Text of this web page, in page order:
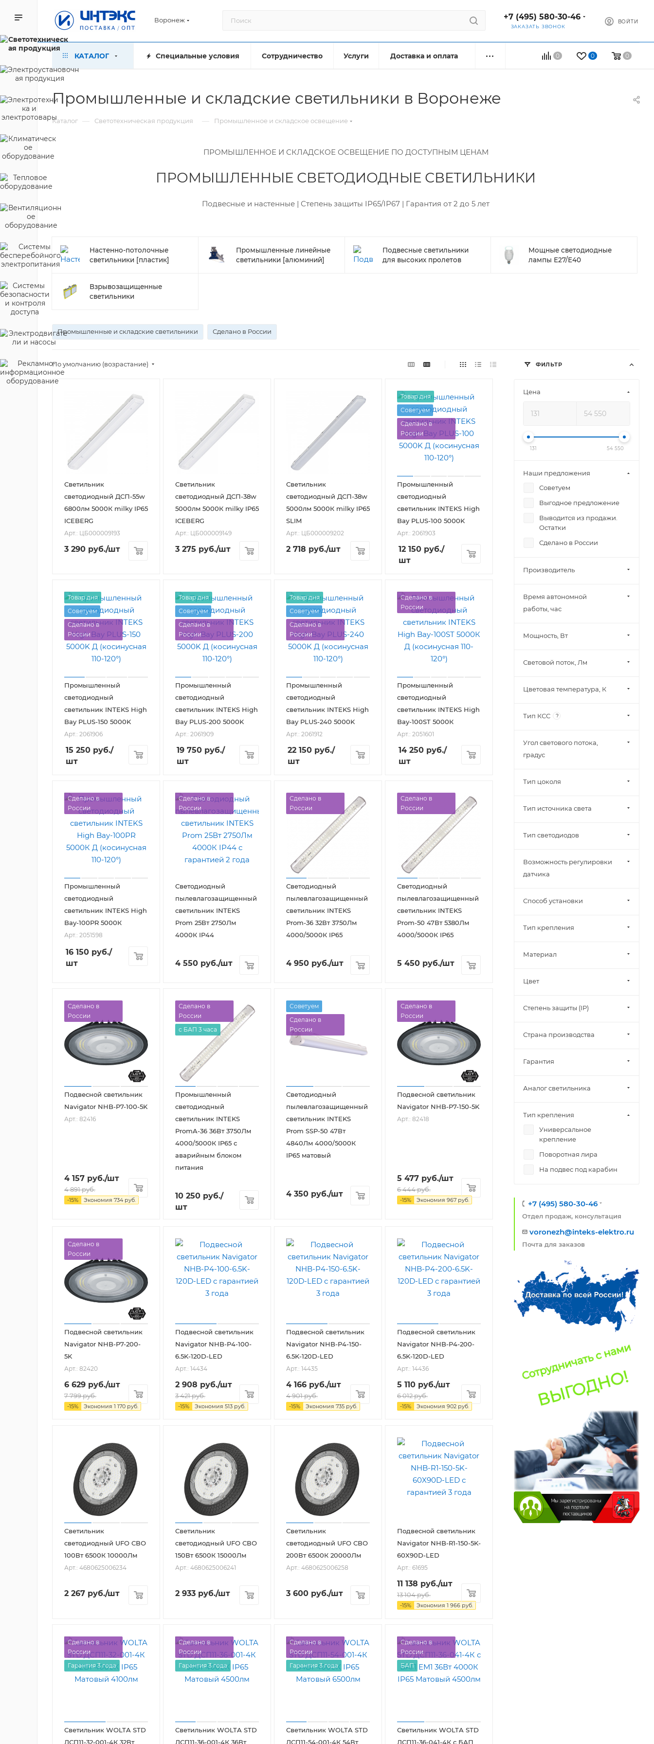
Воронеж +7 (495) 580-30-46
ЗАКАЗАТЬ ЗВОНОК
ВОЙТИ
0 0 0
КАТАЛОГ Специальные условия Сотрудничество Услуги Доставка и оплата
Промышленные и складские светильники в Воронеже
Каталог — Светотехническая продукция — Промышленное и складское освещение
ПРОМЫШЛЕННОЕ И СКЛАДСКОЕ ОСВЕЩЕНИЕ ПО ДОСТУПНЫМ ЦЕНАМ
ПРОМЫШЛЕННЫЕ СВЕТОДИОДНЫЕ СВЕТИЛЬНИКИ
Подвесные и настенные | Степень защиты IP65/IP67 | Гарантия от 2 до 5 лет
Настенно-потолочные
светильники [пластик]
Промышленные линейные
светильники [алюминий]
Подвесные светильники
для высоких пролетов
Мощные светодиодные
лампы E27/E40
Взрывозащищенные
светильники
Промышленные и складские светильники Сделано в России
По умолчанию (возрастание)
Светильник
светодиодный ДСП-55w
6800лм 5000К milky IP65
ICEBERG
Арт.: ЦБ000009193
3 290 руб./шт
Светильник
светодиодный ДСП-38w
5000лм 5000К milky IP65
ICEBERG
Арт.: ЦБ000009149
3 275 руб./шт
Светильник
светодиодный ДСП-38w
5000лм 5000К milky IP65
SLIM
Арт.: ЦБ000009202
2 718 руб./шт
Товар дня
Советуем
Сделано в
России
Промышленный
светодиодный
светильник INTEKS High
Bay PLUS-100 5000K
Арт.: 2061903
12 150 руб./
шт
Товар дня
Советуем
Сделано в
России
Промышленный
светодиодный
светильник INTEKS High
Bay PLUS-150 5000K
Арт.: 2061906
15 250 руб./
шт
Товар дня
Советуем
Сделано в
России
Промышленный
светодиодный
светильник INTEKS High
Bay PLUS-200 5000K
Арт.: 2061909
19 750 руб./
шт
Товар дня
Советуем
Сделано в
России
Промышленный
светодиодный
светильник INTEKS High
Bay PLUS-240 5000K
Арт.: 2061912
22 150 руб./
шт
Сделано в
России
Промышленный
светодиодный
светильник INTEKS High
Bay-100ST 5000К
Арт.: 2051601
14 250 руб./
шт
Сделано в
России
Промышленный
светодиодный
светильник INTEKS High
Bay-100PR 5000К
Арт.: 2051598
16 150 руб./
шт
Сделано в
России
Светодиодный
пылевлагозащищенный
светильник INTEKS
Prom 25Вт 2750Лм
4000К IP44
4 550 руб./шт
Сделано в
России
Светодиодный
пылевлагозащищенный
светильник INTEKS
Prom-36 32Вт 3750Лм
4000/5000К IP65
4 950 руб./шт
Сделано в
России
Светодиодный
пылевлагозащищенный
светильник INTEKS
Prom-50 47Вт 5380Лм
4000/5000К IP65
5 450 руб./шт
Сделано в
России
Подвесной светильник
Navigator NHB-P7-100-5K
Арт.: 82416
4 157 руб./шт
4 891руб.
-15% Экономия 734 руб.
Сделано в
России
с БАП 3 часа
Промышленный
светодиодный
светильник INTEKS
PromA-36 36Вт 3750Лм
4000/5000К IP65 с
аварийным блоком
питания
10 250 руб./
шт
Советуем
Сделано в
России
Светодиодный
пылевлагозащищенный
светильник INTEKS
Prom SSP-50 47Вт
4840Лм 4000/5000К
IP65 матовый
4 350 руб./шт
Сделано в
России
Подвесной светильник
Navigator NHB-P7-150-5K
Арт.: 82418
5 477 руб./шт
6 444руб.
-15% Экономия 967 руб.
Сделано в
России
Подвесной светильник
Navigator NHB-P7-200-
5K
Арт.: 82420
6 629 руб./шт
7 799руб.
-15% Экономия 1 170 руб.
Подвесной светильник
Navigator NHB-P4-100-
6.5K-120D-LED
Арт.: 14434
2 908 руб./шт
3 421руб.
-15% Экономия 513 руб.
Подвесной светильник
Navigator NHB-P4-150-
6.5K-120D-LED
Арт.: 14435
4 166 руб./шт
4 901руб.
-15% Экономия 735 руб.
Подвесной светильник
Navigator NHB-P4-200-
6.5K-120D-LED
Арт.: 14436
5 110 руб./шт
6 012руб.
-15% Экономия 902 руб.
Светильник
светодиодный UFO СВО
100Вт 6500К 10000Лм
Арт.: 4680625006234
2 267 руб./шт
Светильник
светодиодный UFO СВО
150Вт 6500К 15000Лм
Арт.: 4680625006241
2 933 руб./шт
Светильник
светодиодный UFO СВО
200Вт 6500К 20000Лм
Арт.: 4680625006258
3 600 руб./шт
Подвесной светильник
Navigator NHB-R1-150-5K-
60X90D-LED
Арт.: 61695
11 138 руб./шт
13 104руб.
-15% Экономия 1 966 руб.
Сделано в
России
Гарантия 3 года
Светильник WOLTA STD
ДСП11-32-001-4К 32Вт
Сделано в
России
Гарантия 3 года
Светильник WOLTA STD
ДСП11-36-001-4К 36Вт
Сделано в
России
Гарантия 3 года
Светильник WOLTA STD
ДСП11-54-001-4К 54Вт
Сделано в
России
БАП
Светильник WOLTA STD
ДСП11-36-041-4К с БАП
ФИЛЬТР
Цена
131 54 550
Наши предложения
Советуем
Выгодное предложение
Выводится из продажи.
Остатки
Сделано в России
Производитель
Время автономной
работы, час
Мощность, Вт
Световой поток, Лм
Цветовая температура, К
Тип КСС ?
Угол светового потока,
градус
Тип цоколя
Тип источника света
Тип светодиодов
Возможность регулировки
датчика
Способ установки
Тип крепления
Материал
Цвет
Степень защиты (IP)
Страна производства
Гарантия
Аналог светильника
Тип крепления
Универсальное
крепление
Поворотная лира
На подвес под карабин
+7 (495) 580-30-46
Отдел продаж, консультация
voronezh@inteks-elektro.ru
Почта для заказов